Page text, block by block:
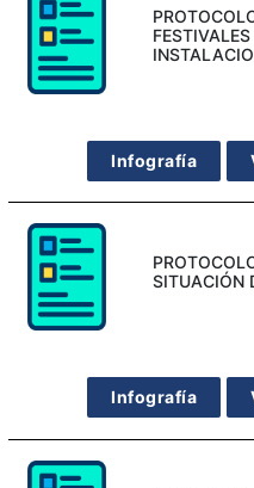
Infografía
SITUACIÓN
Infografía